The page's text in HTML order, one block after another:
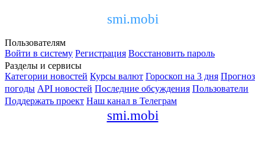
smi.mobi
Пользователям
Войти в систему Регистрация Восстановить пароль
Разделы и сервисы
Категории новостей Курсы валют Гороскоп на 3 дня Прогноз
погоды API новостей Последние обсуждения Пользователи
Поддержать проект Наш канал в Телеграм
smi.mobi